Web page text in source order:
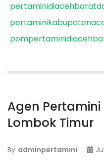
Agen
Lombok Timur
By adminpertamini